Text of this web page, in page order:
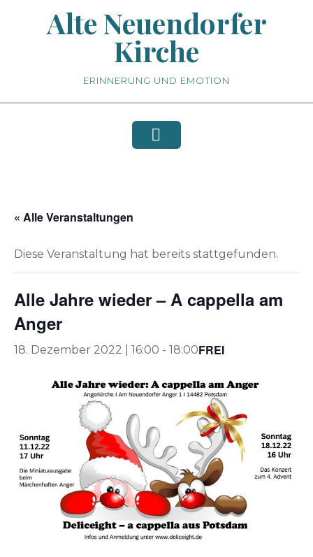
Alte Neuendorfer
Kirche
ERINNERUNG UND EMOTION
« Alle Veranstaltungen
Diese Veranstaltung hat bereits stattgefunden.
Alle Jahre wieder – A cappella am
Anger
18. Dezember 2022 | 16:00 - 18:00FREI